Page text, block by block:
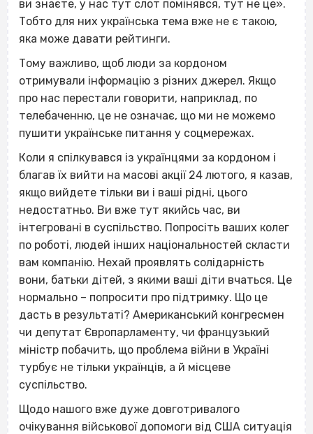
ви знаєте, у нас тут слот помінявся, тут не це».
Тобто для них українська тема вже не є такою,
яка може давати рейтинги.
Тому важливо, щоб люди за кордоном
отримували інформацію з різних джерел. Якщо
про нас перестали говорити, наприклад, по
телебаченню, це не означає, що ми не можемо
пушити українське питання у соцмережах.
Коли я спілкувався із українцями за кордоном і
благав їх вийти на масові акції 24 лютого, я казав,
якщо вийдете тільки ви і ваші рідні, цього
недостатньо. Ви вже тут якийсь час, ви
інтегровані в суспільство. Попросіть ваших колег
по роботі, людей інших національностей скласти
вам компанію. Нехай проявлять солідарність
вони, батьки дітей, з якими ваші діти вчаться. Це
нормально – попросити про підтримку. Що це
дасть в результаті? Американський конгресмен
чи депутат Європарламенту, чи французький
міністр побачить, що проблема війни в Україні
турбує не тільки українців, а й місцеве
суспільство.
Щодо нашого вже дуже довготривалого
очікування військової допомоги від США ситуація